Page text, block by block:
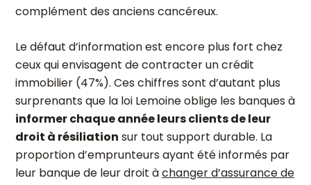
complément des anciens cancéreux.
Le défaut d’information est encore plus fort chez
ceux qui envisagent de contracter un crédit
immobilier (47%). Ces chiffres sont d’autant plus
surprenants que la loi Lemoine oblige les banques à
informer chaque année leurs clients de leur
droit à résiliation sur tout support durable. La
proportion d’emprunteurs ayant été informés par
leur banque de leur droit àchanger d’assurance de